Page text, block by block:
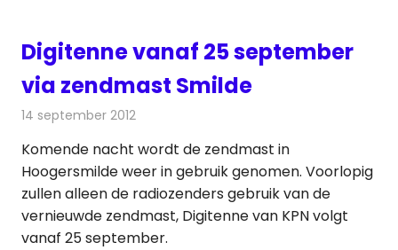
Digitenne vanaf 25 september
via zendmast Smilde
14 september 2012
Komende nacht wordt de zendmast in
Hoogersmilde weer in gebruik genomen. Voorlopig
zullen alleen de radiozenders gebruik van de
vernieuwde zendmast, Digitenne van KPN volgt
vanaf 25 september.